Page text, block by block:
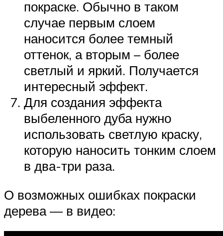
покраске. Обычно в таком
случае первым слоем
наносится более темный
оттенок, а вторым – более
светлый и яркий. Получается
интересный эффект.
Для создания эффекта
выбеленного дуба нужно
использовать светлую краску,
которую наносить тонким слоем
в два-три раза.
О возможных ошибках покраски
дерева — в видео: